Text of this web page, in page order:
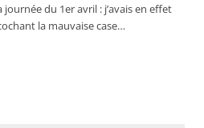
du 1er avril : j’avais en effet
la mauvaise case…